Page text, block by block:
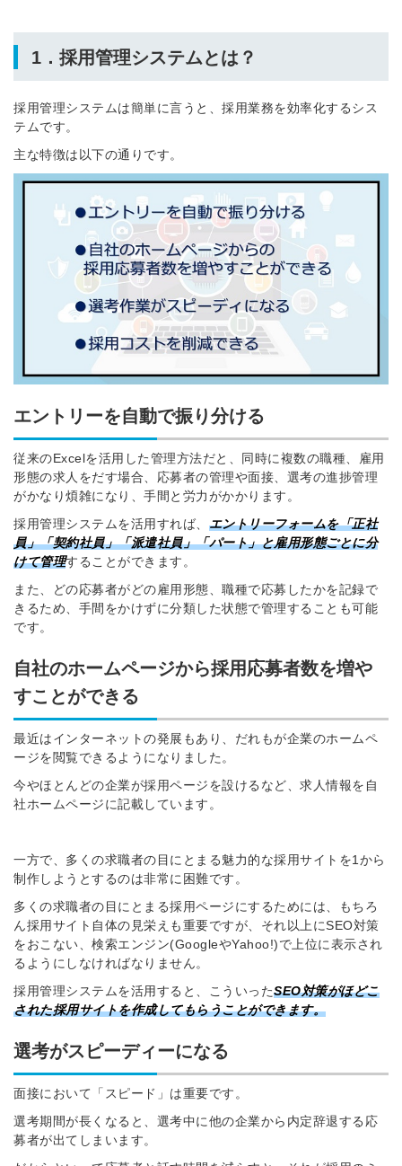
1． 採用管理システムとは？
採用管理システムは簡単に言うと、採用業務を効率化するシス
テムです。
主な特徴は以下の通りです。
エントリーを自動で振り分ける
従来のExcelを活用した管理方法だと、同時に複数の職種、雇用
形態の求人をだす場合、応募者の管理や面接、選考の進捗管理
がかなり煩雑になり、手間と労力がかかります。
採用管理システムを活用すれば、 エントリーフォームを「正社
員」「契約社員」「派遣社員」「パート」と雇用形態ごとに分
けて管理することができます。
また、どの応募者がどの雇用形態、職種で応募したかを記録で
きるため、手間をかけずに分類した状態で管理することも可能
です。
自社のホームページから採用応募者数を増や
すことができる
最近はインターネットの発展もあり、だれもが企業のホームペ
ージを閲覧できるようになりました。
今やほとんどの企業が採用ページを設けるなど、求人情報を自
社ホームページに記載しています。
一方で、多くの求職者の目にとまる魅力的な採用サイトを1から
制作しようとするのは非常に困難です。
多くの求職者の目にとまる採用ページにするためには、もちろ
ん採用サイト自体の見栄えも重要ですが、それ以上にSEO対策
をおこない、検索エンジン(GoogleやYahoo!)で上位に表示され
るようにしなければなりません。
採用管理システムを活用すると、こういったSEO対策がほどこ
された採用サイトを作成してもらうことができます。
選考がスピーディーになる
面接において「スピード」は重要です。
選考期間が長くなると、選考中に他の企業から内定辞退する応
募者が出てしまいます。